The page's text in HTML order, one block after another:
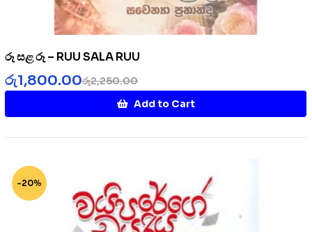
රූ සළ රූ – RUU SALA RUU
රු2,250.00
රු1,800.00
Add to Cart
-20%